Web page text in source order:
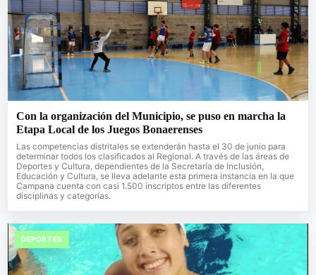
Con la organización del Municipio, se puso en marcha la
Etapa Local de los Juegos Bonaerenses
Las competencias distritales se extenderán hasta el 30 de junio para
determinar todos los clasificados al Regional. A través de las áreas de
Deportes y Cultura, dependientes de la Secretaría de Inclusión,
Educación y Cultura, se lleva adelante esta primera instancia en la que
Campana cuenta con casi 1.500 inscriptos entre las diferentes
disciplinas y categorías.
DEPORTES